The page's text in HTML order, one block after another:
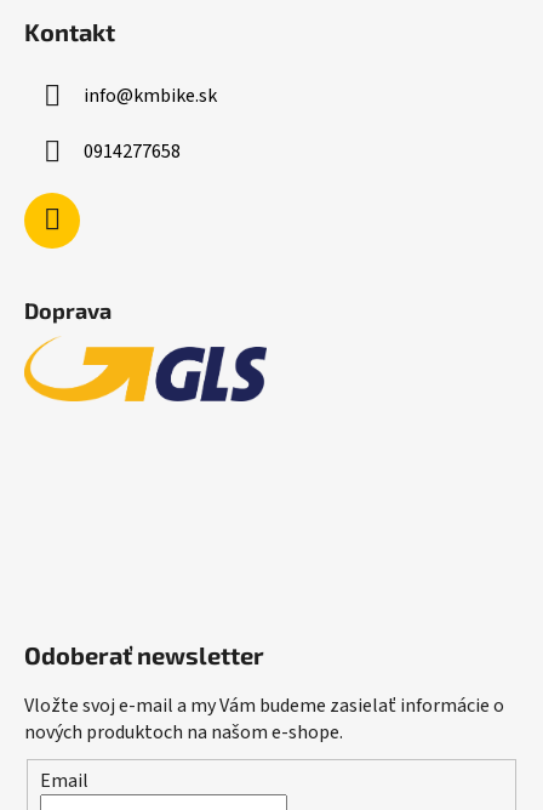
Kontakt
info@kmbike.sk
0914277658
Doprava
Odoberať newsletter
Vložte svoj e-mail a my Vám budeme zasielať informácie o
nových produktoch na našom e-shope.
Email